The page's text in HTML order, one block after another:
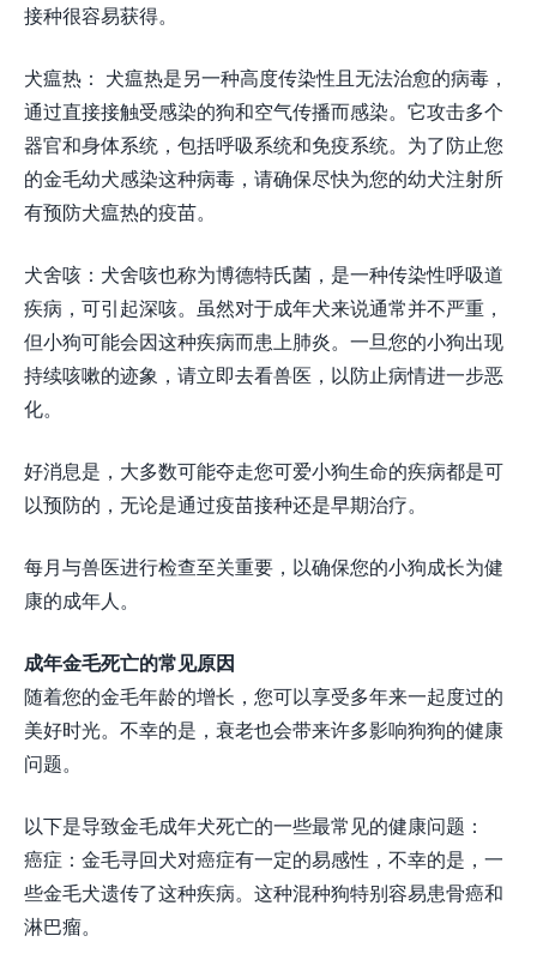
接种很容易获得。
犬瘟热： 犬瘟热是另一种高度传染性且无法治愈的病毒，
通过直接接触受感染的狗和空气传播而感染。它攻击多个
器官和身体系统，包括呼吸系统和免疫系统。为了防止您
的金毛幼犬感染这种病毒，请确保尽快为您的幼犬注射所
有预防犬瘟热的疫苗。
犬舍咳：犬舍咳也称为博德特氏菌，是一种传染性呼吸道
疾病，可引起深咳。虽然对于成年犬来说通常并不严重，
但小狗可能会因这种疾病而患上肺炎。一旦您的小狗出现
持续咳嗽的迹象，请立即去看兽医，以防止病情进一步恶
化。
好消息是，大多数可能夺走您可爱小狗生命的疾病都是可
以预防的，无论是通过疫苗接种还是早期治疗。
每月与兽医进行检查至关重要，以确保您的小狗成长为健
康的成年人。
成年金毛死亡的常见原因
随着您的金毛年龄的增长，您可以享受多年来一起度过的
美好时光。不幸的是，衰老也会带来许多影响狗狗的健康
问题。
以下是导致金毛成年犬死亡的一些最常见的健康问题：
癌症：金毛寻回犬对癌症有一定的易感性，不幸的是，一
些金毛犬遗传了这种疾病。这种混种狗特别容易患骨癌和
淋巴瘤。